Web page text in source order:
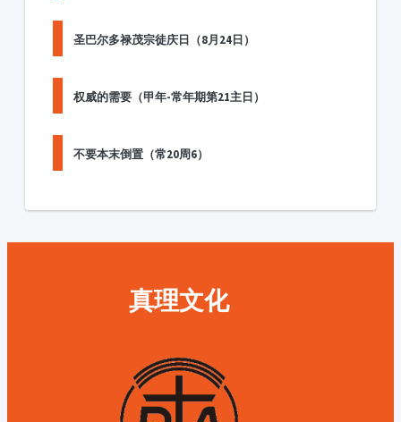
圣巴尔多禄茂宗徒庆日（8月24日）
权威的需要（甲年-常年期第21主日）
不要本末倒置（常20周6）
真理文化